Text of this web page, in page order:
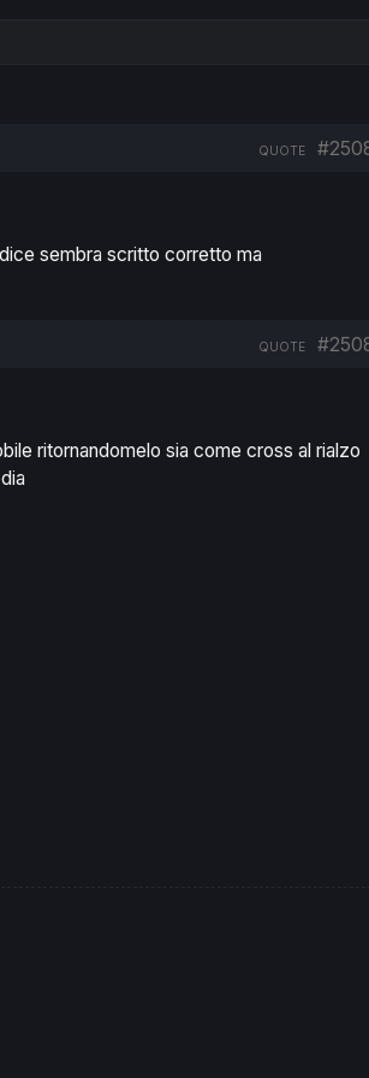
QUOTE
sembra scritto corretto ma
QUOTE
ritornandomelo sia come cross al rialzo